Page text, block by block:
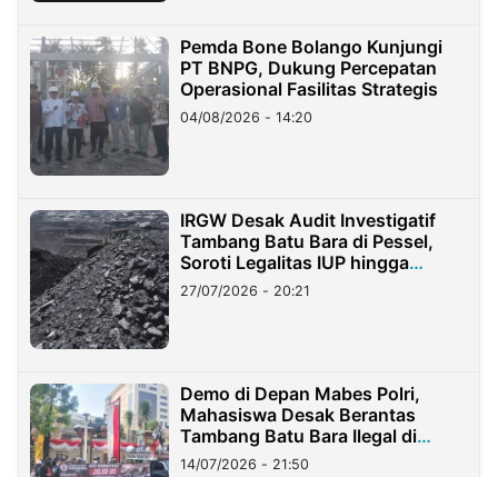
Pemda Bone Bolango Kunjungi
PT BNPG, Dukung Percepatan
Operasional Fasilitas Strategis
04/08/2026 - 14:20
IRGW Desak Audit Investigatif
Tambang Batu Bara di Pessel,
Soroti Legalitas IUP hingga
Stockpile
27/07/2026 - 20:21
Demo di Depan Mabes Polri,
Mahasiswa Desak Berantas
Tambang Batu Bara Ilegal di
Lampung
14/07/2026 - 21:50